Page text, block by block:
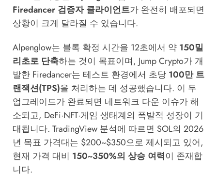
Firedancer 검증자 클라이언트가 완전히 배포되면
상황이 크게 달라질 수 있습니다.
Alpenglow는 블록 확정 시간을 12초에서 약 150밀
리초로 단축하는 것이 목표이며, Jump Crypto가 개
발한 Firedancer는 테스트 환경에서 초당 100만 트
랜잭션(TPS)을 처리하는 데 성공했습니다. 이 두
업그레이드가 완료되면 네트워크 다운 이슈가 해
소되고, DeFi·NFT·게임 생태계의 폭발적 성장이 기
대됩니다. TradingView 분석에 따르면 SOL의 2026
년 목표 가격대는 $200~$350으로 제시되고 있어,
현재 가격 대비 150~350%의 상승 여력이 존재합
니다.